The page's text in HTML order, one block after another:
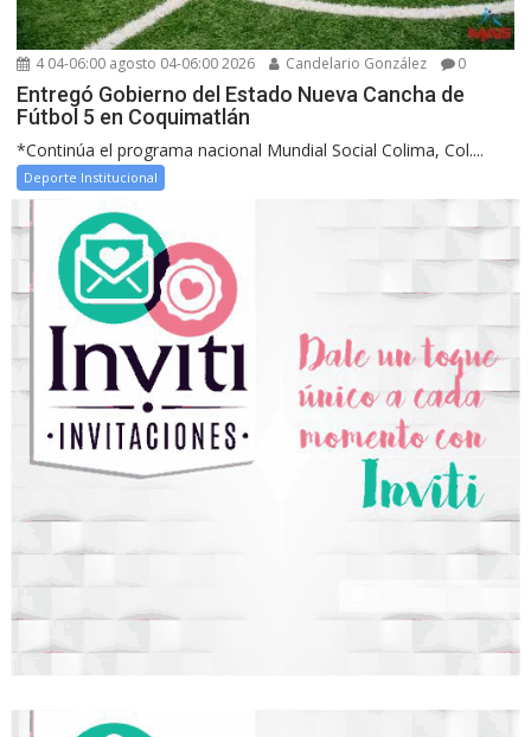
4 04-06:00 agosto 04-06:00 2026 Candelario González 0
Entregó Gobierno del Estado Nueva Cancha de
Fútbol 5 en Coquimatlán
*Continúa el programa nacional Mundial Social Colima, Col....
Deporte Institucional